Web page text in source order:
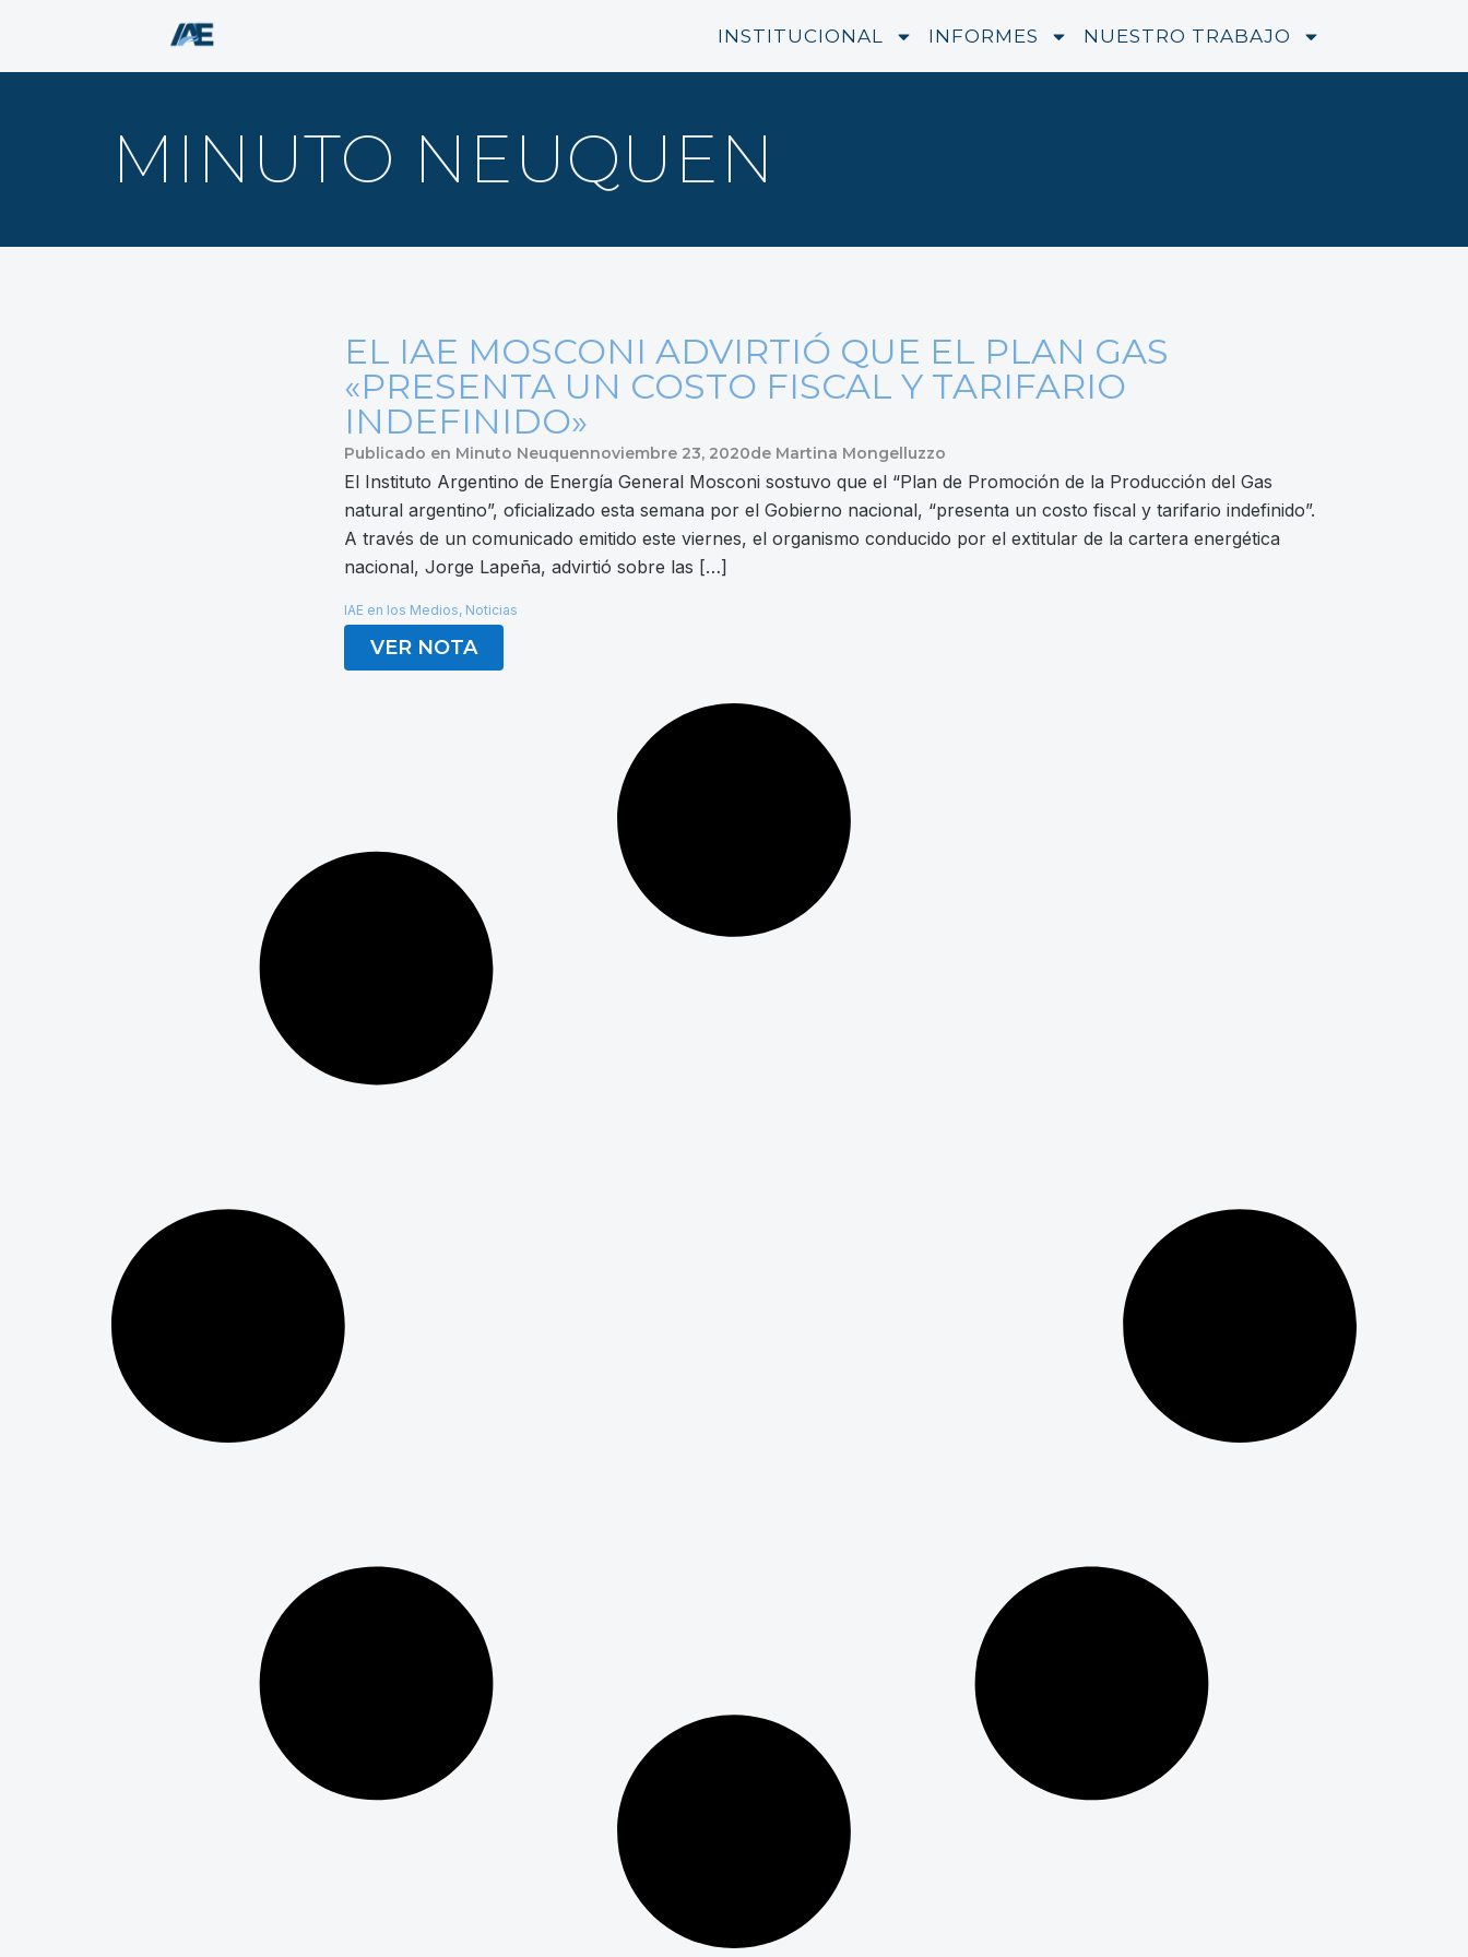
INSTITUCIONAL INFORMES NUESTRO TRABAJO
MINUTO NEUQUEN
EL IAE MOSCONI ADVIRTIÓ QUE EL PLAN GAS
«PRESENTA UN COSTO FISCAL Y TARIFARIO
INDEFINIDO»
Publicado en Minuto Neuquennoviembre 23, 2020de Martina Mongelluzzo
El Instituto Argentino de Energía General Mosconi sostuvo que el “Plan de Promoción de la Producción del Gas
natural argentino”, oficializado esta semana por el Gobierno nacional, “presenta un costo fiscal y tarifario indefinido”.
A través de un comunicado emitido este viernes, el organismo conducido por el extitular de la cartera energética
nacional, Jorge Lapeña, advirtió sobre las […]
IAE en los Medios, Noticias
VER NOTA